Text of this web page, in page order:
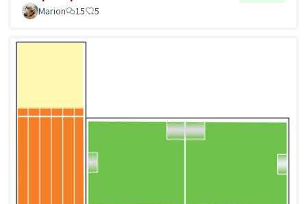
Marion
15 5